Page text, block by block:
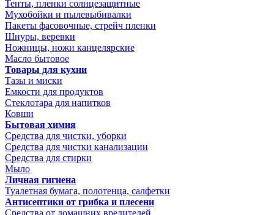
Тенты, пленки солнцезащитные
Мухобойки и пылевыбивалки
Пакеты фасовочные, стрейч пленки
Шнуры, веревки
Ножницы, ножи канцелярские
Масло бытовое
Товары для кухни
Тазы и миски
Емкости для продуктов
Стеклотара для напитков
Ковши
Бытовая химия
Средства для чистки, уборки
Средства для чистки канализации
Средства для стирки
Мыло
Личная гигиена
Туалетная бумага, полотенца, салфетки
Антисептики от грибка и плесени
Средства от домашних вредителей